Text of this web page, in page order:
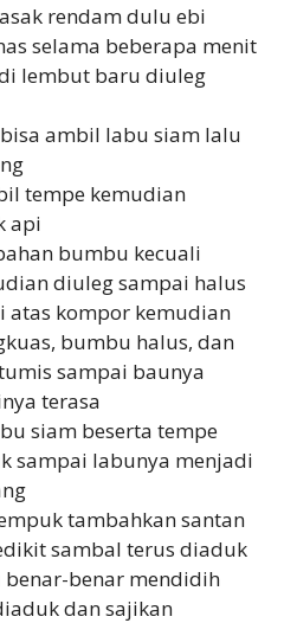
rendam dulu ebi
selama beberapa menit
lembut baru diuleg
ambil labu siam lalu
tempe kemudian
api
bumbu kecuali
diuleg sampai halus
atas kompor kemudian
bumbu halus, dan
sampai baunya
terasa
siam beserta tempe
sampai labunya menjadi
tambahkan santan
sambal terus diaduk
benar-benar mendidih
dan sajikan